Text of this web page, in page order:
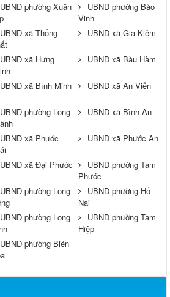
UBND phường Xuân
UBND phường Bảo
Vinh
UBND xã Thống
UBND xã Gia Kiệm
UBND xã Hưng
UBND xã Bàu Hàm
UBND xã Bình Minh UBND xã An Viễn
UBND phường Long
UBND xã Bình An
UBND xã Phước
UBND xã Phước An
UBND xã Đại Phước
UBND phường Tam
Phước
UBND phường Long
UBND phường Hố
Nai
UBND phường Long
UBND phường Tam
Hiệp
UBND phường Biên
dụng viên chức năm 2026
chức và cá nhân chủ trì thực hiện
nghệ cấp thành phố sử dụng ngân
hiện năm 2026 (đợt 1) lần 3
sàng lọc miễn phí ít nhất mỗi năm
địa bàn thành phố Đồng Nai